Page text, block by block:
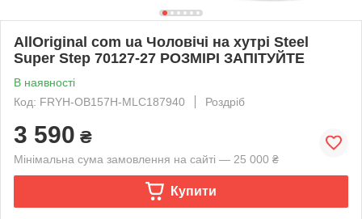
AllOriginal com ua Чоловічі на хутрі Steel
Super Step 70127-27 РОЗМІРІ ЗАПІТУЙТЕ
В наявності
Код: FRYH-OB157H-MLC187940
Роздріб
3 590 ₴
Мінімальна сума замовлення на сайті — 25 000 ₴
Купити